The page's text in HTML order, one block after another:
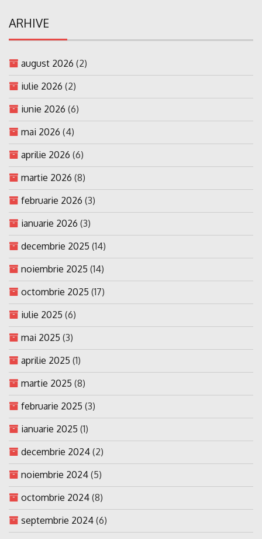
ARHIVE
august 2026 (2)
iulie 2026 (2)
iunie 2026 (6)
mai 2026 (4)
aprilie 2026 (6)
martie 2026 (8)
februarie 2026 (3)
ianuarie 2026 (3)
decembrie 2025 (14)
noiembrie 2025 (14)
octombrie 2025 (17)
iulie 2025 (6)
mai 2025 (3)
aprilie 2025 (1)
martie 2025 (8)
februarie 2025 (3)
ianuarie 2025 (1)
decembrie 2024 (2)
noiembrie 2024 (5)
octombrie 2024 (8)
septembrie 2024 (6)